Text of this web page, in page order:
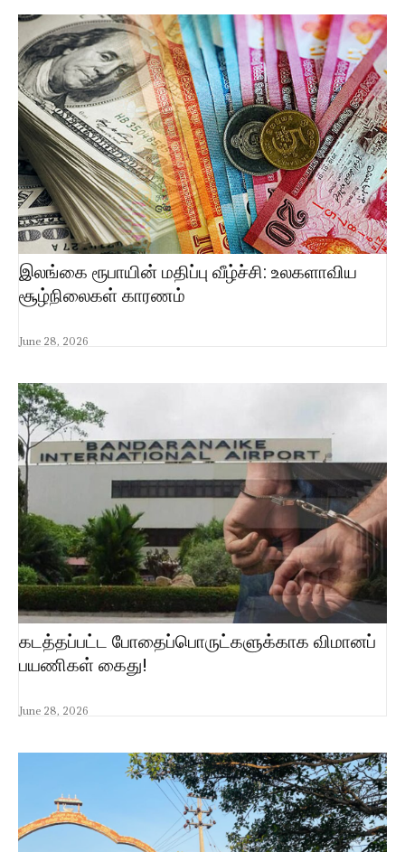
இலங்கை ரூபாயின் மதிப்பு வீழ்ச்சி: உலகளாவிய
சூழ்நிலைகள் காரணம்
June 28, 2026
கடத்தப்பட்ட போதைப்பொருட்களுக்காக விமானப்
பயணிகள் கைது!
June 28, 2026